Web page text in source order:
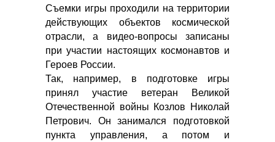
Съемки игры проходили на территории
действующих объектов космической
отрасли, а видео-вопросы записаны
при участии настоящих космонавтов и
Героев России.
Так, например, в подготовке игры
принял участие ветеран Великой
Отечественной войны Козлов Николай
Петрович. Он занимался подготовкой
пункта управления, а потом и